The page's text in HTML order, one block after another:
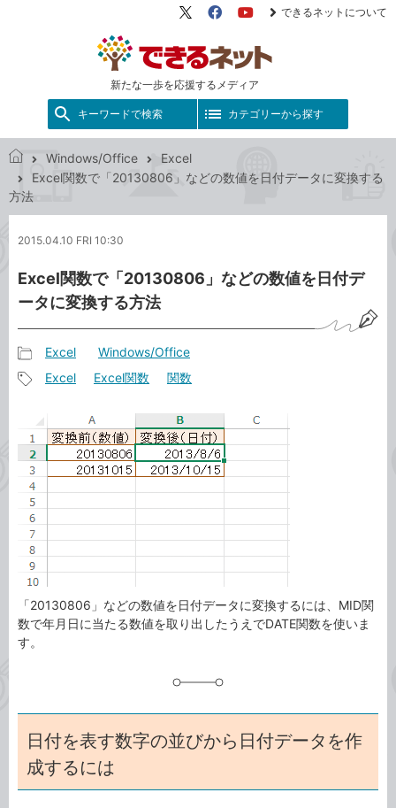
新たな一歩を応援するメディア
X（旧
FacebookYouTube
できるネットについて
キーワードで検索 カテゴリーから探す
で
き
ッ
Windows/Office
Excel
Excel関数で「20130806」などの数値を日付データに変換する
方法
2015.04.10 FRI 10:30
Excel関数で「20130806」などの数値を日付デ
ータに変換する方法
事
テ
ゴ
リ
Excel Windows/Office
タ
グ
Excel Excel関数 関数
「20130806」などの数値を日付データに変換するには、MID関
数で年月日に当たる数値を取り出したうえでDATE関数を使いま
す。
日付を表す数字の並びから日付データを作
成するには